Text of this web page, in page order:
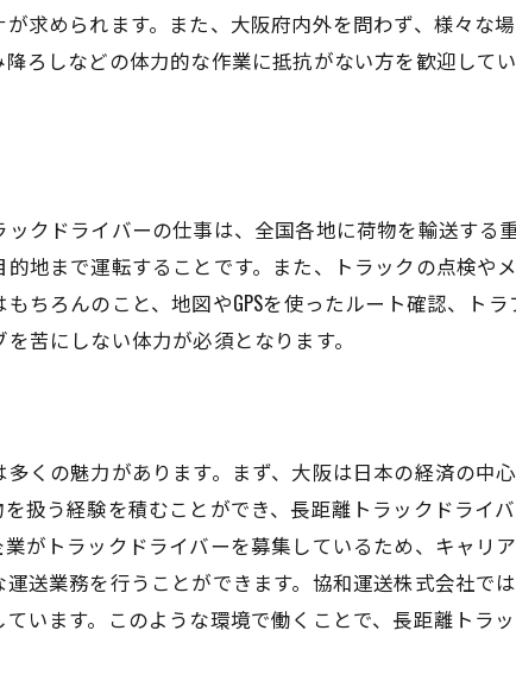
イバーの一日の流れ
格と研修プログラム
経験者の声と体験談
の福利厚生とサポート
しい運送システム
の安心感と信頼性
とキャリアアップ支援
キャリア形成のポイント
と給与の詳細
アップのための具体的なステップ
制度と昇進チャンス
の生活と仕事のバランス
求められます。また、大阪府内外を問わず、様々な
ろしなどの体力的な作業に抵抗がない方を歓迎して
クドライバーの仕事は、全国各地に荷物を輸送する
地まで運転することです。また、トラックの点検や
ちろんのこと、地図やGPSを使ったルート確認、ト
苦にしない体力が必須となります。
くの魅力があります。まず、大阪は日本の経済の中
扱う経験を積むことができ、長距離トラックドライ
がトラックドライバーを募集しているため、キャリ
送業務を行うことができます。協和運送株式会社で
います。このような環境で働くことで、長距離トラ